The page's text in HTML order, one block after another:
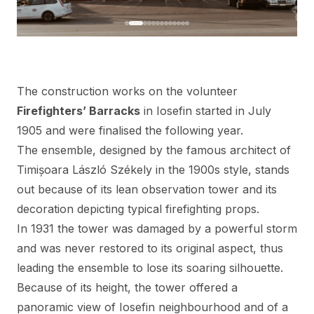
The construction works on the volunteer
Firefighters’ Barracks in Iosefin started in July
1905 and were finalised the following year.
The ensemble, designed by the famous architect of
Timișoara László Székely in the 1900s style, stands
out because of its lean observation tower and its
decoration depicting typical firefighting props.
In 1931 the tower was damaged by a powerful storm
and was never restored to its original aspect, thus
leading the ensemble to lose its soaring silhouette.
Because of its height, the tower offered a
panoramic view of Iosefin neighbourhood and of a